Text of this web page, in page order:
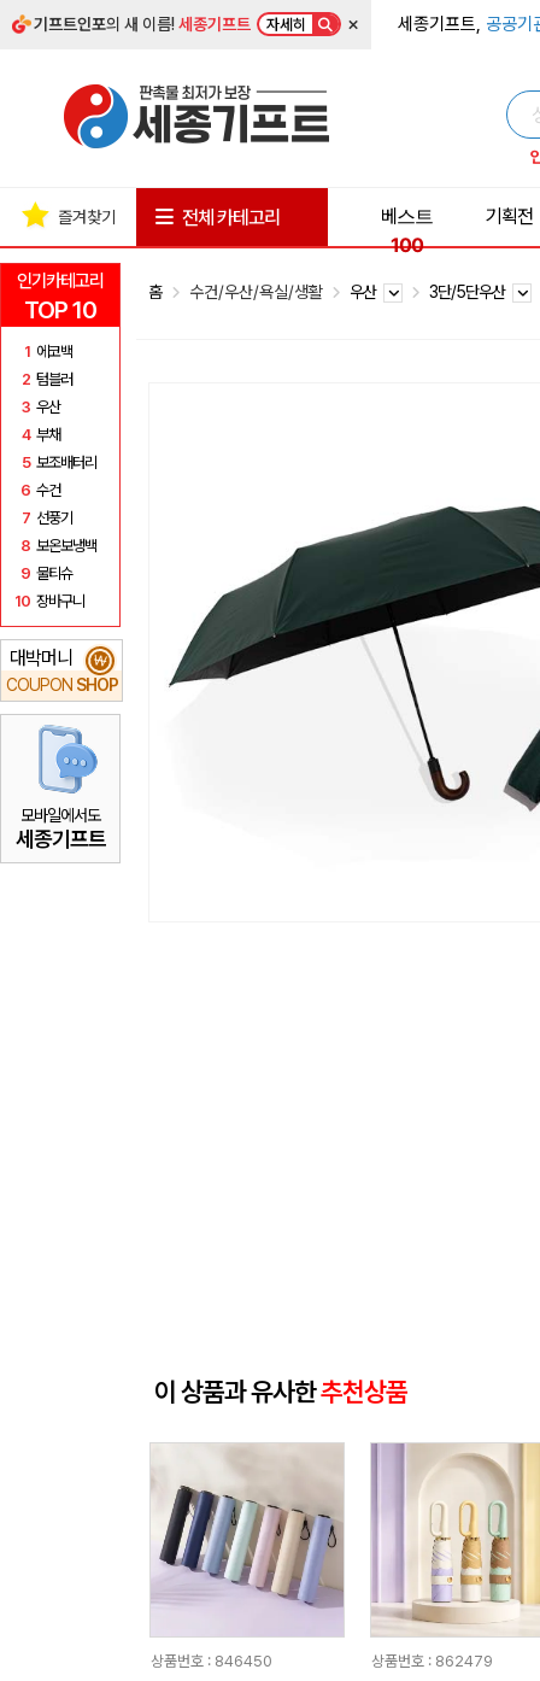
기프트인포의 새 이름!세종기프트 자세히 × 세종기프트, 공공기
인기카테고리
TOP 10
1 에코백
2 텀블러
3 우산
4 부채
5 보조배터리
6 수건
7 선풍기
8 보온보냉백
9 물티슈
10 장바구니
대박머니
COUPON SHOP
₩
모바일에서도
세종기프트
즐겨찾기 전체 카테고리
베스트
100
기획전
홈 수건/우산/욕실/생활 우산 3단/5단우산
이 상품과 유사한추천상품
상품번호 : 846450
상품번호 : 862479